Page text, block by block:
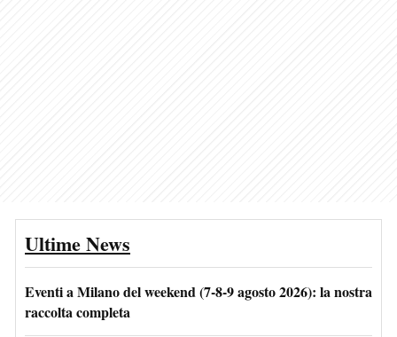
Ultime News
Eventi a Milano del weekend (7-8-9 agosto 2026): la nostra
raccolta completa